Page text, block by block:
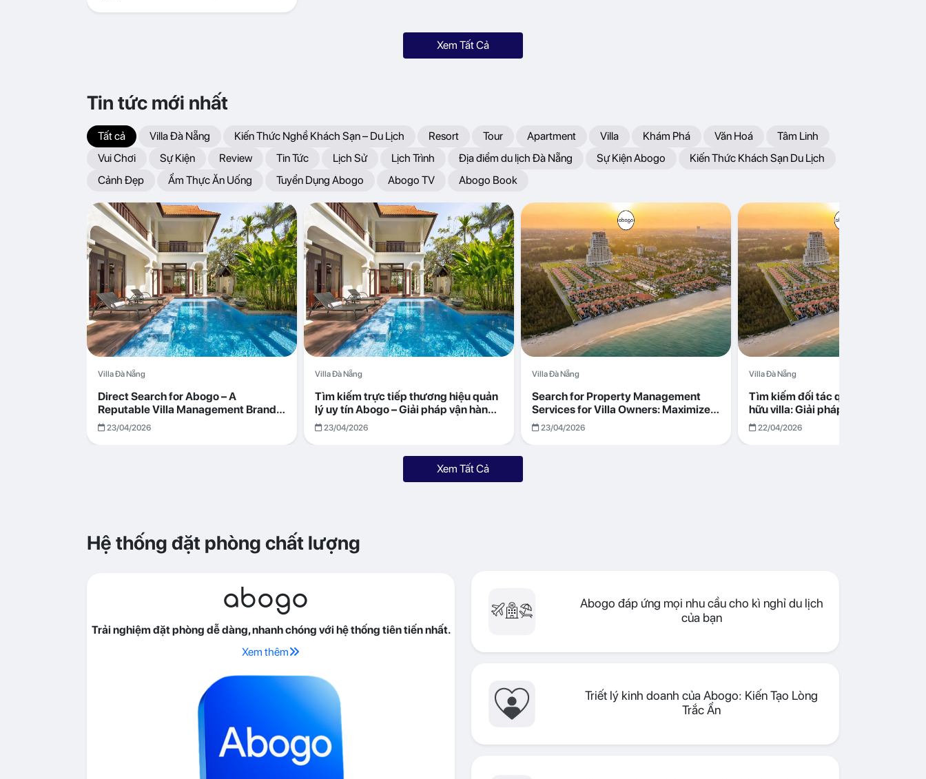
Xem Tất Cả
Tin tức mới nhất
Tất cả Villa Đà Nẵng Kiến Thức Nghề Khách Sạn – Du Lịch Resort Tour Apartment Villa Khám Phá Văn Hoá
Tâm Linh
Vui Chơi
Sự Kiện Review Tin Tức Lịch Sử Lịch Trình Địa điểm du lịch Đà Nẵng Sự Kiện Abogo
Kiến Thức Khách Sạn Du Lịch
Cảnh Đẹp
Ẩm Thực Ăn Uống Tuyển Dụng Abogo Abogo TV Abogo Book
Villa Đà Nẵng
Direct Search for Abogo – A
Reputable Villa Management Brand
with Transparent and Effective
Operations
23/04/2026
Villa Đà Nẵng
Tìm kiếm trực tiếp thương hiệu quản
lý uy tín Abogo – Giải pháp vận hành
villa hiệu quả, minh bạch
23/04/2026
Villa Đà Nẵng
Search for Property Management
Services for Villa Owners: Maximize
Returns with Abogo in Da Nang
23/04/2026
Villa Đà Nẵng
Tìm kiếm đối tác quản lý cho chủ sở
hữu villa: Giải pháp tối ưu lợi nhuận
cùng Abogo tại Đà Nẵng
22/04/2026
Xem Tất Cả
Hệ thống đặt phòng chất lượng
abogo
Trải nghiệm đặt phòng dễ dàng, nhanh chóng với hệ thống tiên tiến nhất.
Xem thêm
Abogo đáp ứng mọi nhu cầu cho kì nghỉ du lịch
của bạn
Triết lý kinh doanh của Abogo: Kiến Tạo Lòng
Trắc Ẩn